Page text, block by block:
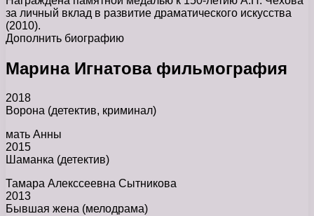
за личный вклад в развитие драматического искусства
(2010).
Дополнить биографию
Марина Игнатова фильмография
2018
Ворона (детектив, криминал)
мать Анны
2015
Шаманка (детектив)
Тамара Алекссеевна Сытникова
2013
Бывшая жена (мелодрама)